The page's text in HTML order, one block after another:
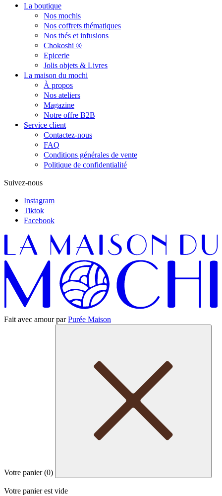
La boutique
Nos mochis
Nos coffrets thématiques
Nos thés et infusions
Chokoshi ®
Epicerie
Jolis objets & Livres
La maison du mochi
À propos
Nos ateliers
Magazine
Notre offre B2B
Service client
Contactez-nous
FAQ
Conditions générales de vente
Politique de confidentialité
Suivez-nous
Instagram
Tiktok
Facebook
Fait avec amour parPurée Maison
Votre panier (0)
Votre panier est vide